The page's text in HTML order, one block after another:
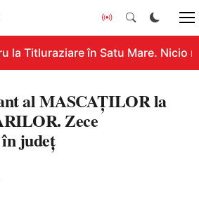
la Titluraziare în Satu Mare. Nicio
al MASCAȚILOR la
Zece
județ